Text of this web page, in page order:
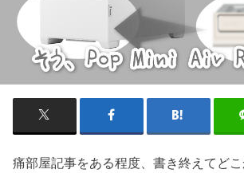
痛部屋記事をある程度、書き終えてどこ